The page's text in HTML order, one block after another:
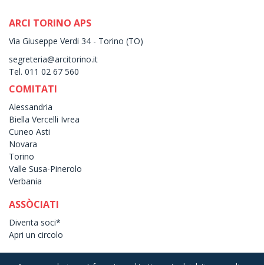
ARCI TORINO APS
Via Giuseppe Verdi 34 - Torino (TO)
segreteria@arcitorino.it
Tel. 011 02 67 560
COMITATI
Alessandria
Biella Vercelli Ivrea
Cuneo Asti
Novara
Torino
Valle Susa-Pinerolo
Verbania
ASSÒCIATI
Diventa soci*
Apri un circolo